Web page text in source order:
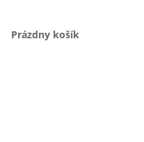
NÁKUPNÝ
KOŠÍK
Prázdny košík